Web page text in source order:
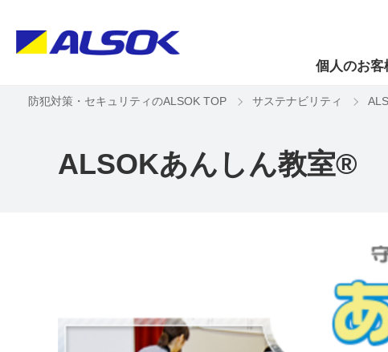
個人のお客
防犯対策・セキュリティのALSOK TOP サステナビリティ
ALSOKあんしん教室®